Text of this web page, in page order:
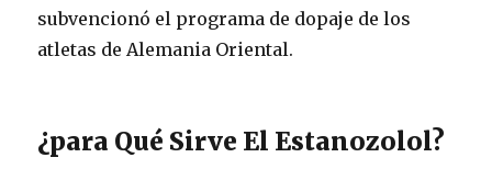
subvencionó el programa de dopaje de los
atletas de Alemania Oriental.
¿para Qué Sirve El Estanozolol?